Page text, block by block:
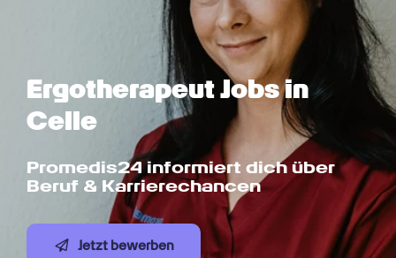
Ergotherapeut Jobs in
Celle
Promedis24 informiert dich über
Beruf & Karrierechancen
Jetzt bewerben